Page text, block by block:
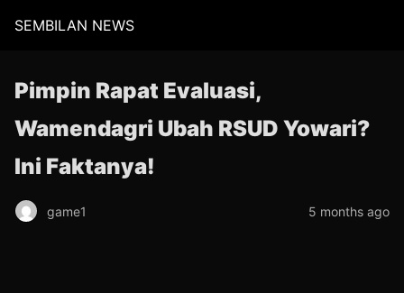
SEMBILAN NEWS
Pimpin Rapat Evaluasi,
Wamendagri Ubah RSUD Yowari?
Ini Faktanya!
game1 5 months ago